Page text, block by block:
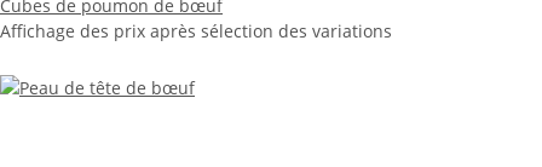
Cubes de poumon de bœuf
Affichage des prix après sélection des variations